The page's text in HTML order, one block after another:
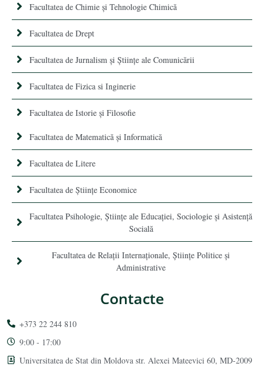
Facultatea de Chimie şi Tehnologie Chimică
Facultatea de Drept
Facultatea de Jurnalism şi Ştiinţe ale Comunicării
Facultatea de Fizica si Inginerie
Facultatea de Istorie şi Filosofie
Facultatea de Matematică şi Informatică
Facultatea de Litere
Facultatea de Științe Economice
Facultatea Psihologie, Ştiinţe ale Educaţiei, Sociologie și Asistență
Socială
Facultatea de Relaţii Internaţionale, Ştiinţe Politice şi
Administrative
Contacte
+373 22 244 810
9:00 - 17:00
Universitatea de Stat din Moldova str. Alexei Mateevici 60, MD-2009